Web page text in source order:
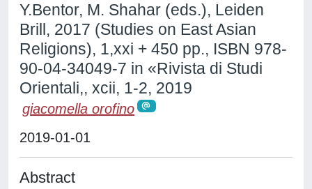
Y.Bentor, M. Shahar (eds.), Leiden
Brill, 2017 (Studies on East Asian
Religions), 1,xxi + 450 pp., ISBN 978-
90-04-34049-7 in «Rivista di Studi
Orientali,, xcii, 1-2, 2019
giacomella orofino
2019-01-01
Abstract